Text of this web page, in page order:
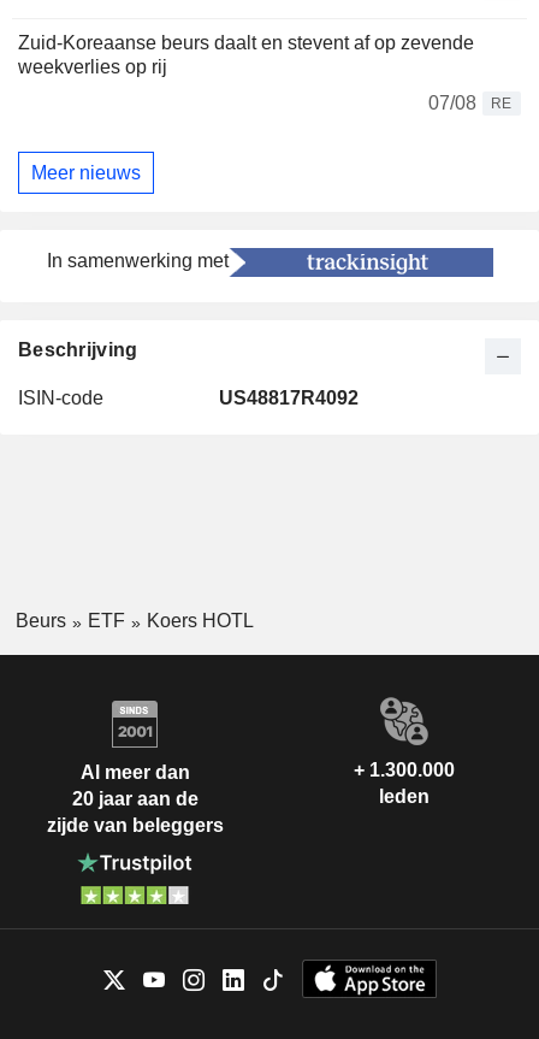
Zuid-Koreaanse beurs daalt en stevent af op zevende
weekverlies op rij
07/08
RE
Meer nieuws
In samenwerking met
Beschrijving
ISIN-code US48817R4092
Beurs ETF Koers HOTL
Al meer dan
20 jaar aan de
zijde van beleggers
+ 1.300.000
leden